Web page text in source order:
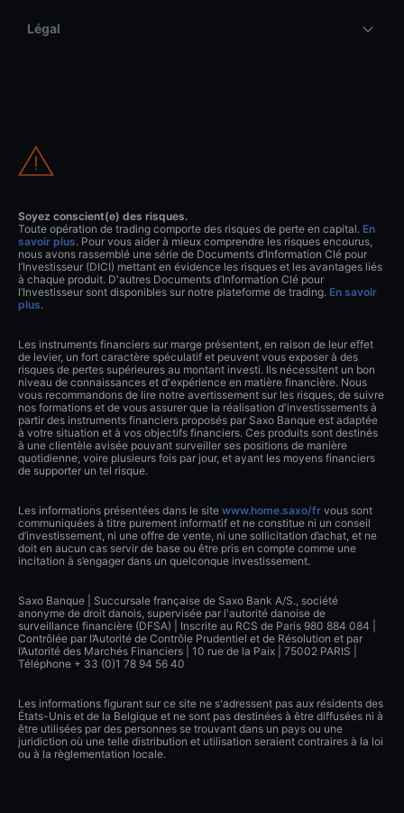
Légal
Soyez conscient(e) des risques.
Toute opération de trading comporte des risques de perte en capital. En
savoir plus. Pour vous aider à mieux comprendre les risques encourus,
nous avons rassemblé une série de Documents d’Information Clé pour
l’Investisseur (DICI) mettant en évidence les risques et les avantages liés
à chaque produit. D'autres Documents d’Information Clé pour
l’Investisseur sont disponibles sur notre plateforme de trading. En savoir
plus.
Les instruments financiers sur marge présentent, en raison de leur effet
de levier, un fort caractère spéculatif et peuvent vous exposer à des
risques de pertes supérieures au montant investi. Ils nécessitent un bon
niveau de connaissances et d'expérience en matière financière. Nous
vous recommandons de lire notre avertissement sur les risques, de suivre
nos formations et de vous assurer que la réalisation d'investissements à
partir des instruments financiers proposés par Saxo Banque est adaptée
à votre situation et à vos objectifs financiers. Ces produits sont destinés
à une clientèle avisée pouvant surveiller ses positions de manière
quotidienne, voire plusieurs fois par jour, et ayant les moyens financiers
de supporter un tel risque.
Les informations présentées dans le site www.home.saxo/fr vous sont
communiquées à titre purement informatif et ne constitue ni un conseil
d’investissement, ni une offre de vente, ni une sollicitation d’achat, et ne
doit en aucun cas servir de base ou être pris en compte comme une
incitation à s’engager dans un quelconque investissement.
Saxo Banque | Succursale française de Saxo Bank A/S., société
anonyme de droit danois, supervisée par l'autorité danoise de
surveillance financière (DFSA) | Inscrite au RCS de Paris 980 884 084 |
Contrôlée par l’Autorité de Contrôle Prudentiel et de Résolution et par
l’Autorité des Marchés Financiers | 10 rue de la Paix | 75002 PARIS |
Téléphone + 33 (0)1 78 94 56 40
Les informations figurant sur ce site ne s'adressent pas aux résidents des
États-Unis et de la Belgique et ne sont pas destinées à être diffusées ni à
être utilisées par des personnes se trouvant dans un pays ou une
juridiction où une telle distribution et utilisation seraient contraires à la loi
ou à la règlementation locale.